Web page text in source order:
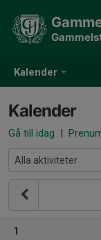
Kalender
Kalender
Gå till idag |
1